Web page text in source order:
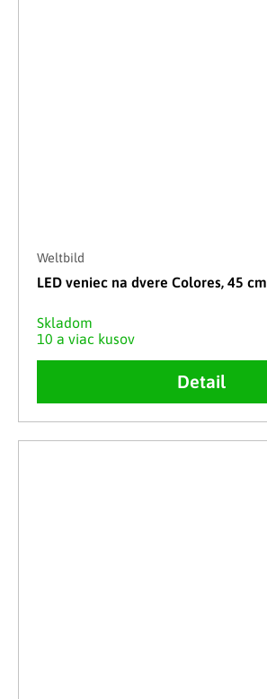
Weltbild
LED veniec na dvere Colores, 45 cm
Skladom
10 a viac kusov
Detail